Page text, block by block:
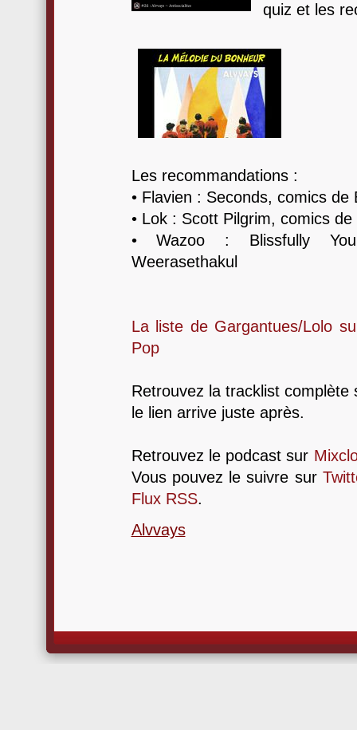
quiz et les
Les recommandations :
• Flavien : Seconds, comics de
• Lok : Scott Pilgrim, comics
• Wazoo : Blissfully
Weerasethakul
La liste de Gargantues/Lolo
Pop
Retrouvez la tracklist
le lien arrive juste après.
Retrouvez le podcast sur
Vous pouvez le suivre sur
Flux RSS.
Alvvays